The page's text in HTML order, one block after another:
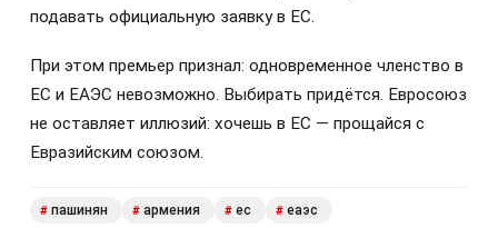
подавать официальную заявку в ЕС.
При этом премьер признал: одновременное членство в
ЕС и ЕАЭС невозможно. Выбирать придётся. Евросоюз
не оставляет иллюзий: хочешь в ЕС — прощайся с
Евразийским союзом.
# пашинян # армения # ес # еаэс